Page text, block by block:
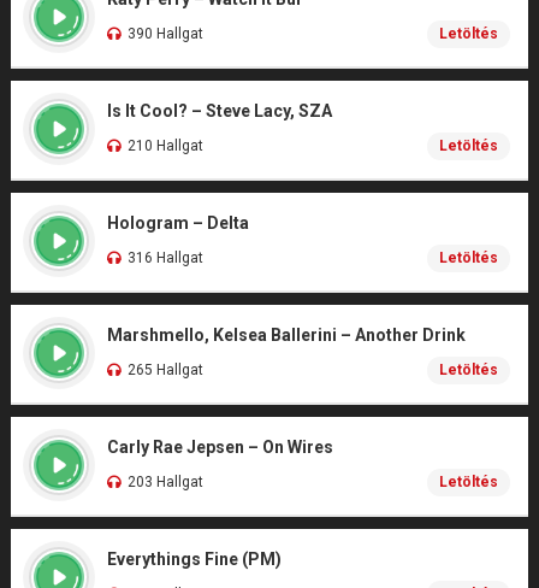
390 Hallgat Letöltés
Is It Cool? – Steve Lacy, SZA
210 Hallgat Letöltés
Hologram – Delta
316 Hallgat Letöltés
Marshmello, Kelsea Ballerini – Another Drink
265 Hallgat Letöltés
Carly Rae Jepsen – On Wires
203 Hallgat Letöltés
Everythings Fine (PM)